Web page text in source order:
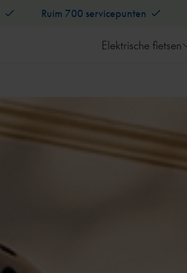
Ruim 700 servicepunten
Elektrische fietsen